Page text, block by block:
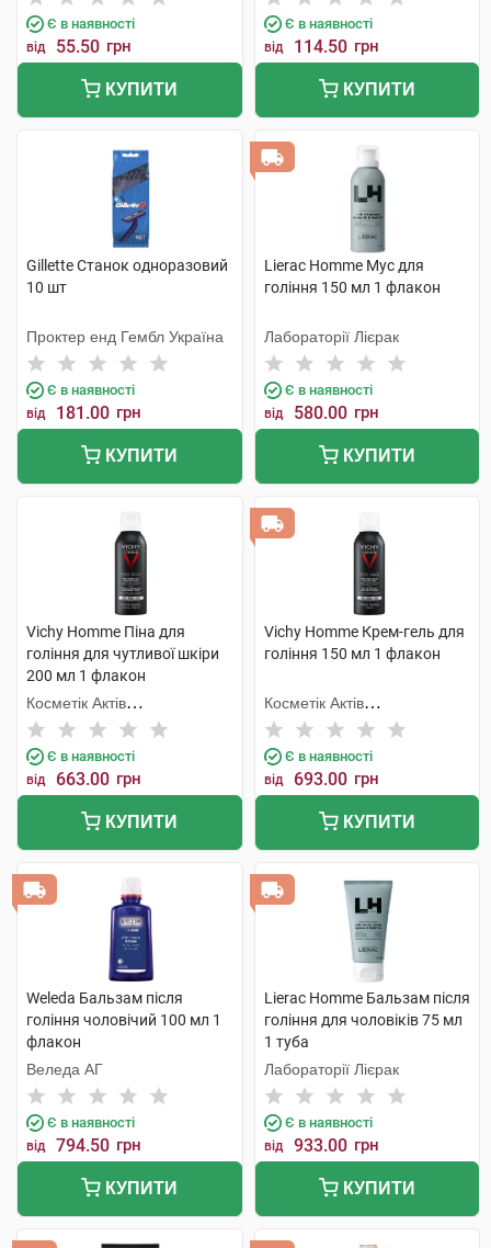
Є в наявності
від 55.50 грн
КУПИТИ
Є в наявності
від 114.50 грн
КУПИТИ
Gillette Станок одноразовий
10 шт
Проктер енд Гембл Україна
Є в наявності
від 181.00 грн
КУПИТИ
Lierac Homme Мус для
гоління 150 мл 1 флакон
Лабораторії Лієрак
Є в наявності
від 580.00 грн
КУПИТИ
Vichy Homme Піна для
гоління для чутливої шкіри
200 мл 1 флакон
Косметік Актів
Інтернаціональ
Є в наявності
від 663.00 грн
КУПИТИ
Vichy Homme Крем-гель для
гоління 150 мл 1 флакон
Косметік Актів
Інтернаціональ
Є в наявності
від 693.00 грн
КУПИТИ
Weleda Бальзам після
гоління чоловічий 100 мл 1
флакон
Веледа АГ
Є в наявності
від 794.50 грн
КУПИТИ
Lierac Homme Бальзам після
гоління для чоловіків 75 мл
1 туба
Лабораторії Лієрак
Є в наявності
від 933.00 грн
КУПИТИ